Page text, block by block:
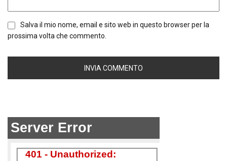
Salva il mio nome, email e sito web in questo browser per la
prossima volta che commento.